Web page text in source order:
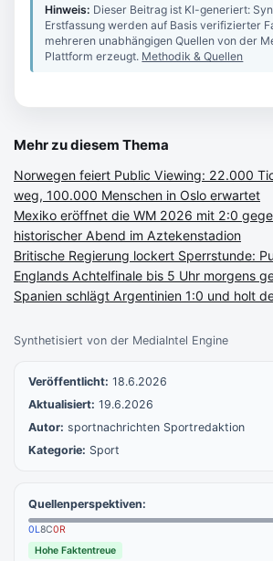
Synthetisiert von der MediaIntel Engine
Veröffentlicht: 18.6.2026
Aktualisiert: 19.6.2026
Autor: sportnachrichten Sportredaktion
Kategorie: Sport
Quellenperspektiven:
0L8C0R
Hohe Faktentreue
Hinweis: Dieser Beitrag ist KI-generiert:
Erstfassung werden auf Basis verifizierter
mehreren unabhängigen Quellen von der
Plattform erzeugt. Methodik & Quellen
Mehr zu diesem Thema
Norwegen feiert Public Viewing: 22.000
weg, 100.000 Menschen in Oslo erwartet
Mexiko eröffnet die WM 2026 mit 2:0
historischer Abend im Aztekenstadion
Britische Regierung lockert Sperrstunde:
Englands Achtelfinale bis 5 Uhr morgens
Spanien schlägt Argentinien 1:0 und holt